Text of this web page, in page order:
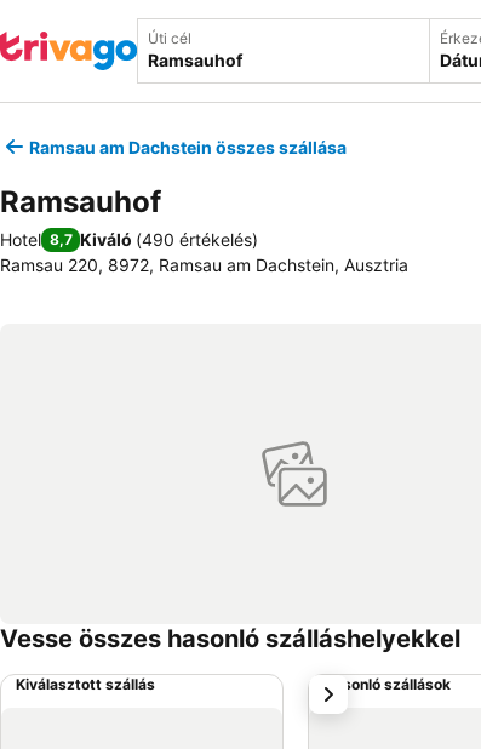
Úti cél
Ramsau am Dachstein összes szállása
Ramsauhof
Hotel 8,7 Kiváló (490 értékelés)
Ramsau 220, 8972, Ramsau am Dachstein, Ausztria
Vesse összes hasonló szálláshelyekkel
Kiválasztott szállás Hasonló szállások
következő